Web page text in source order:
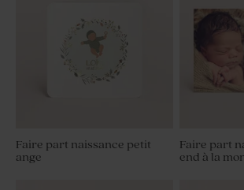
Faire part naissance petit
ange
Faire part
end à la